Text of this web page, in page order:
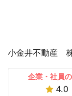
小金井不動産
企業・社員
4.0